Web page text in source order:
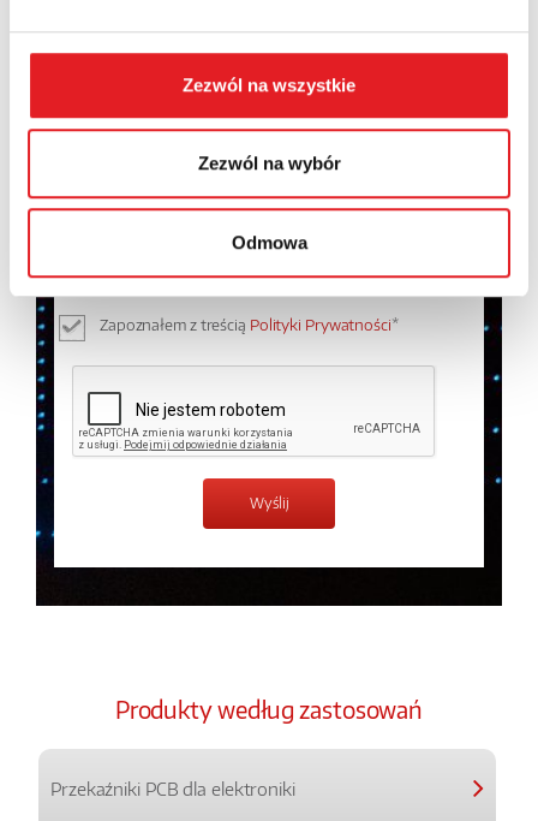
Zezwól na wszystkie
Zezwól na wybór
Odmowa
Wyrażam zgodę na przetwarzanie moich danych
temat przetwarzania danych osobowych w
prywatności.*
Zapoznałem z treścią Polityki Prywatności*
Produkty według zastosowań
Przekaźniki PCB dla elektroniki